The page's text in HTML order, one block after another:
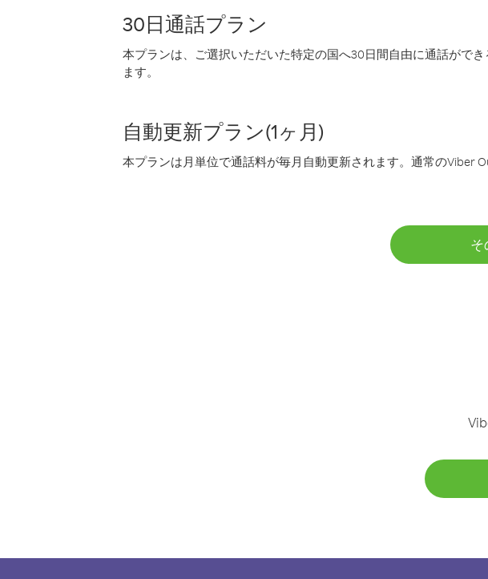
30日通話プラン
本プランは、ご選択いただいた特定の国へ30日間自由に通話がで
ます。
自動更新プラン(1ヶ月)
本プランは月単位で通話料が毎月自動更新されます。通常のViber
そ